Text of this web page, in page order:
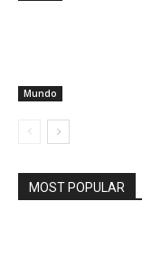
Mundo
MOST POPULAR